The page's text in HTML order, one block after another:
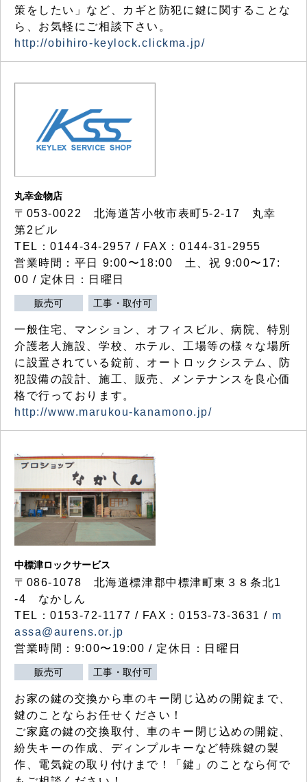
策をしたい」など、カギと防犯に鍵に関することな
ら、お気軽にご相談下さい。
http://obihiro-keylock.clickma.jp/
丸幸金物店
〒053-0022 北海道苫小牧市表町5-2-17 丸幸
第2ビル
TEL：0144-34-2957 / FAX：0144-31-2955
営業時間：平日 9:00〜18:00 土、祝 9:00〜17:
00 / 定休日：日曜日
販売可 工事・取付可
一般住宅、マンション、オフィスビル、病院、特別
介護老人施設、学校、ホテル、工場等の様々な場所
に設置されている錠前、オートロックシステム、防
犯設備の設計、施工、販売、メンテナンスを良心価
格で行っております。
http://www.marukou-kanamono.jp/
中標津ロックサービス
〒086-1078 北海道標津郡中標津町東３８条北1
-4 なかしん
TEL：0153-72-1177 / FAX：0153-73-3631 / m
assa@aurens.or.jp
営業時間：9:00〜19:00 / 定休日：日曜日
販売可 工事・取付可
お家の鍵の交換から車のキー閉じ込めの開錠まで、
鍵のことならお任せください！
ご家庭の鍵の交換取付、車のキー閉じ込めの開錠、
紛失キーの作成、ディンプルキーなど特殊鍵の製
作、電気錠の取り付けまで！「鍵」のことなら何で